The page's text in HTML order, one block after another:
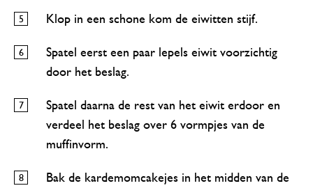
Klop in een schone kom de eiwitten stijf.
Spatel eerst een paar lepels eiwit voorzichtig
door het beslag.
Spatel daarna de rest van het eiwit erdoor en
verdeel het beslag over 6 vormpjes van de
muffinvorm.
Bak de kardemomcakejes in het midden van de